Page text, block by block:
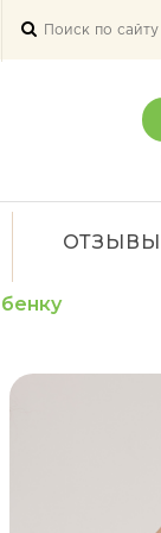
ОТЗЫВЫ